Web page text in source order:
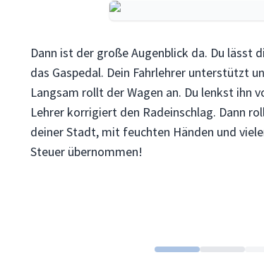
Dann ist der große Augenblick da. Du lässt
das Gaspedal. Dein Fahrlehrer unterstützt
Langsam rollt der Wagen an. Du lenkst ihn
Lehrer korrigiert den Radeinschlag. Dann
deiner Stadt, mit feuchten Händen und
Steuer übernommen!